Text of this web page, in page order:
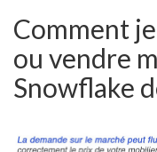
Comment
ou vendre
Snowflake